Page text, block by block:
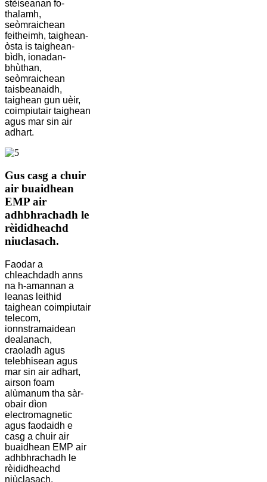
stèiseanan fo-
thalamh,
seòmraichean
feitheimh, taighean-
òsta is taighean-
bìdh, ionadan-
bhùthan,
seòmraichean
taisbeanaidh,
taighean gun uèir,
coimpiutair taighean
agus mar sin air
adhart.
Gus casg a chuir
air buaidhean
EMP air
adhbhrachadh le
rèididheachd
niuclasach.
Faodar a
chleachdadh anns
na h-amannan a
leanas leithid
taighean coimpiutair
telecom,
ionnstramaidean
dealanach,
craoladh agus
telebhisean agus
mar sin air adhart,
airson foam
alùmanum tha sàr-
obair dìon
electromagnetic
agus faodaidh e
casg a chuir air
buaidhean EMP air
adhbhrachadh le
rèididheachd
niùclasach.